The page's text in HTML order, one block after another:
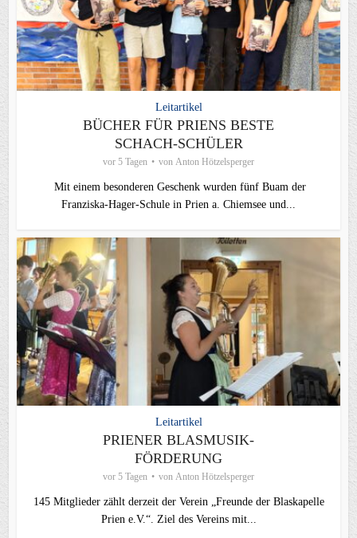
Leitartikel
BÜCHER FÜR PRIENS BESTE
SCHACH-SCHÜLER
vor 5 Tagen von Anton Hötzelsperger
Mit einem besonderen Geschenk wurden fünf Buam der
Franziska-Hager-Schule in Prien a. Chiemsee und...
Leitartikel
PRIENER BLASMUSIK-
FÖRDERUNG
vor 5 Tagen von Anton Hötzelsperger
145 Mitglieder zählt derzeit der Verein „Freunde der Blaskapelle
Prien e.V.“. Ziel des Vereins mit...